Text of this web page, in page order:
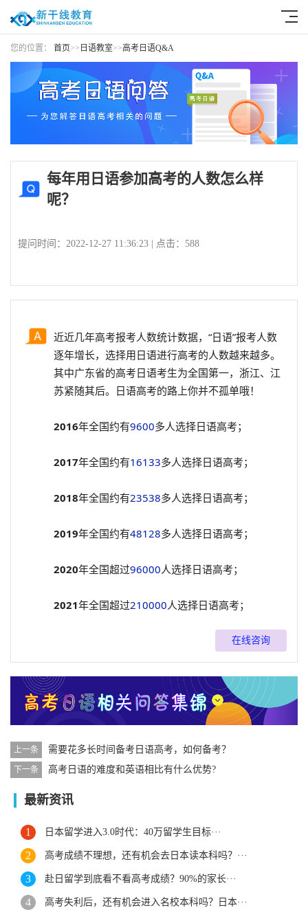
您的位置： 首页>> 日语教室>>高考日语Q&A
每年用日语参加高考的人数怎么样
呢？
提问时间：2022-12-27 11:36:23 点击：588
近近几年高考报考人数统计数据，“日语”报考人数
逐年增长，选择用日语进行高考的人数越来越多。
其中广东省的高考日语考生为全国第一，浙江、江
苏紧随其后。日语高考的路上你并不孤单哦！
2016年全国约有9600多人选择日语高考；
2017年全国约有16133多人选择日语高考；
2018年全国约有23538多人选择日语高考；
2019年全国约有48128多人选择日语高考；
2020年全国超过96000人选择日语高考；
2021年全国超过210000人选择日语高考；
在线咨询
上一条 需要花多长时间备考日语高考，如何备考？
下一条 高考日语的难度和英语相比有什么优势?
最新资讯
日本留学进入3.0时代：40万留学生目标···
高考成绩不理想，还有机会去日本读本科吗？···
赴日留学到底看不看高考成绩？90%的家长···
高考失利后，还有机会进入名校本科吗？日本···